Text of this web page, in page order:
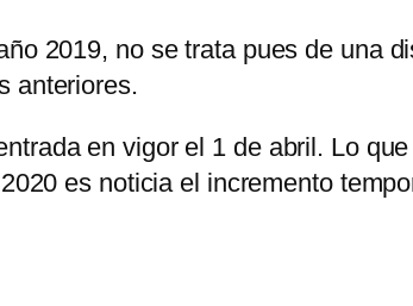
2019, no se trata pues de una
anteriores.
en vigor el 1 de abril. Lo
es noticia el incremento